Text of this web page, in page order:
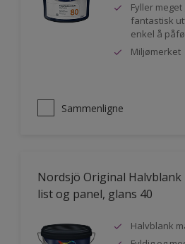
Fyller
fantastisk
enkel å
Miljømerket
Sammenligne
Nordsjö Original
list og panel, glans 40
Halvblank